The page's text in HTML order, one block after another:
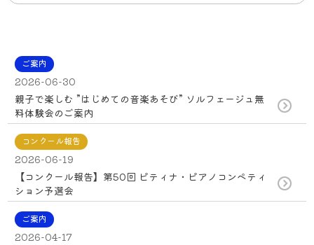
ご案内
2026-06-30
親子で楽しむ ”はじめての音楽あそび” ソルフェージュ無
料体験会のご案内
コンクール報告
2026-06-19
【コンクール報告】第50回 ピティナ・ピアノコンペティ
ション予選会
ご案内
2026-04-17